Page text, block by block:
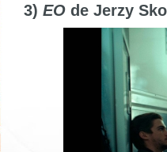
3) EO de Jerzy